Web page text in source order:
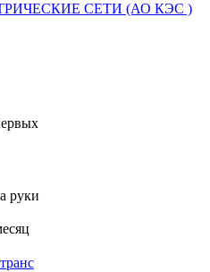
СЕТИ (АО КЭС )
руки